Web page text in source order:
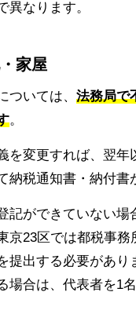
異なります。
家屋
ついては、 法務局で
。
を変更すれば、翌年
納税通知書・納付書
記ができていない場
京23区では都税事務
提出する必要があり
場合は、代表者を1